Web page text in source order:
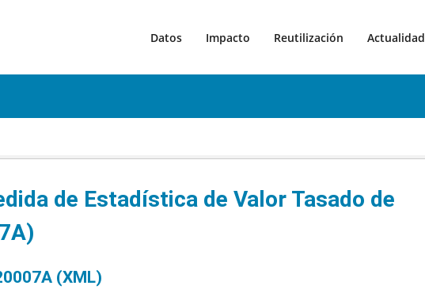
Datos Impacto Reutilización Actualidad
de Estadística de Valor Tasado de
(XML)